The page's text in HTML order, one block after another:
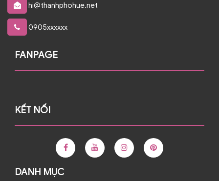
hi@thanhphohue.net
0905xxxxxx
FANPAGE
KẾT NỐI
DANH MỤC